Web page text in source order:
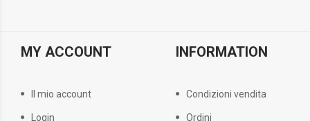
MY ACCOUNT
Il mio account
Login
INFORMATION
Condizioni vendita
Ordini